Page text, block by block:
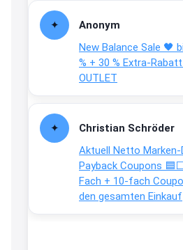
Anonym
New Balance Sale 🖤
% + 30 % Extra-
OUTLET
Christian Schröder
Aktuell Netto
Payback Coupons
Fach + 10-fach
den gesamten Einkauf
↩
Joachim
Gratis
Ration
↩
Joachim